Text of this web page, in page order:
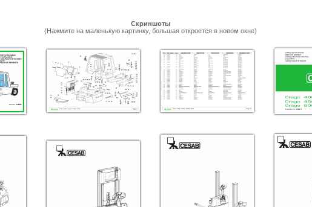
Скриншоты
(Нажмите на маленькую картинку, большая откроется в новом окне)